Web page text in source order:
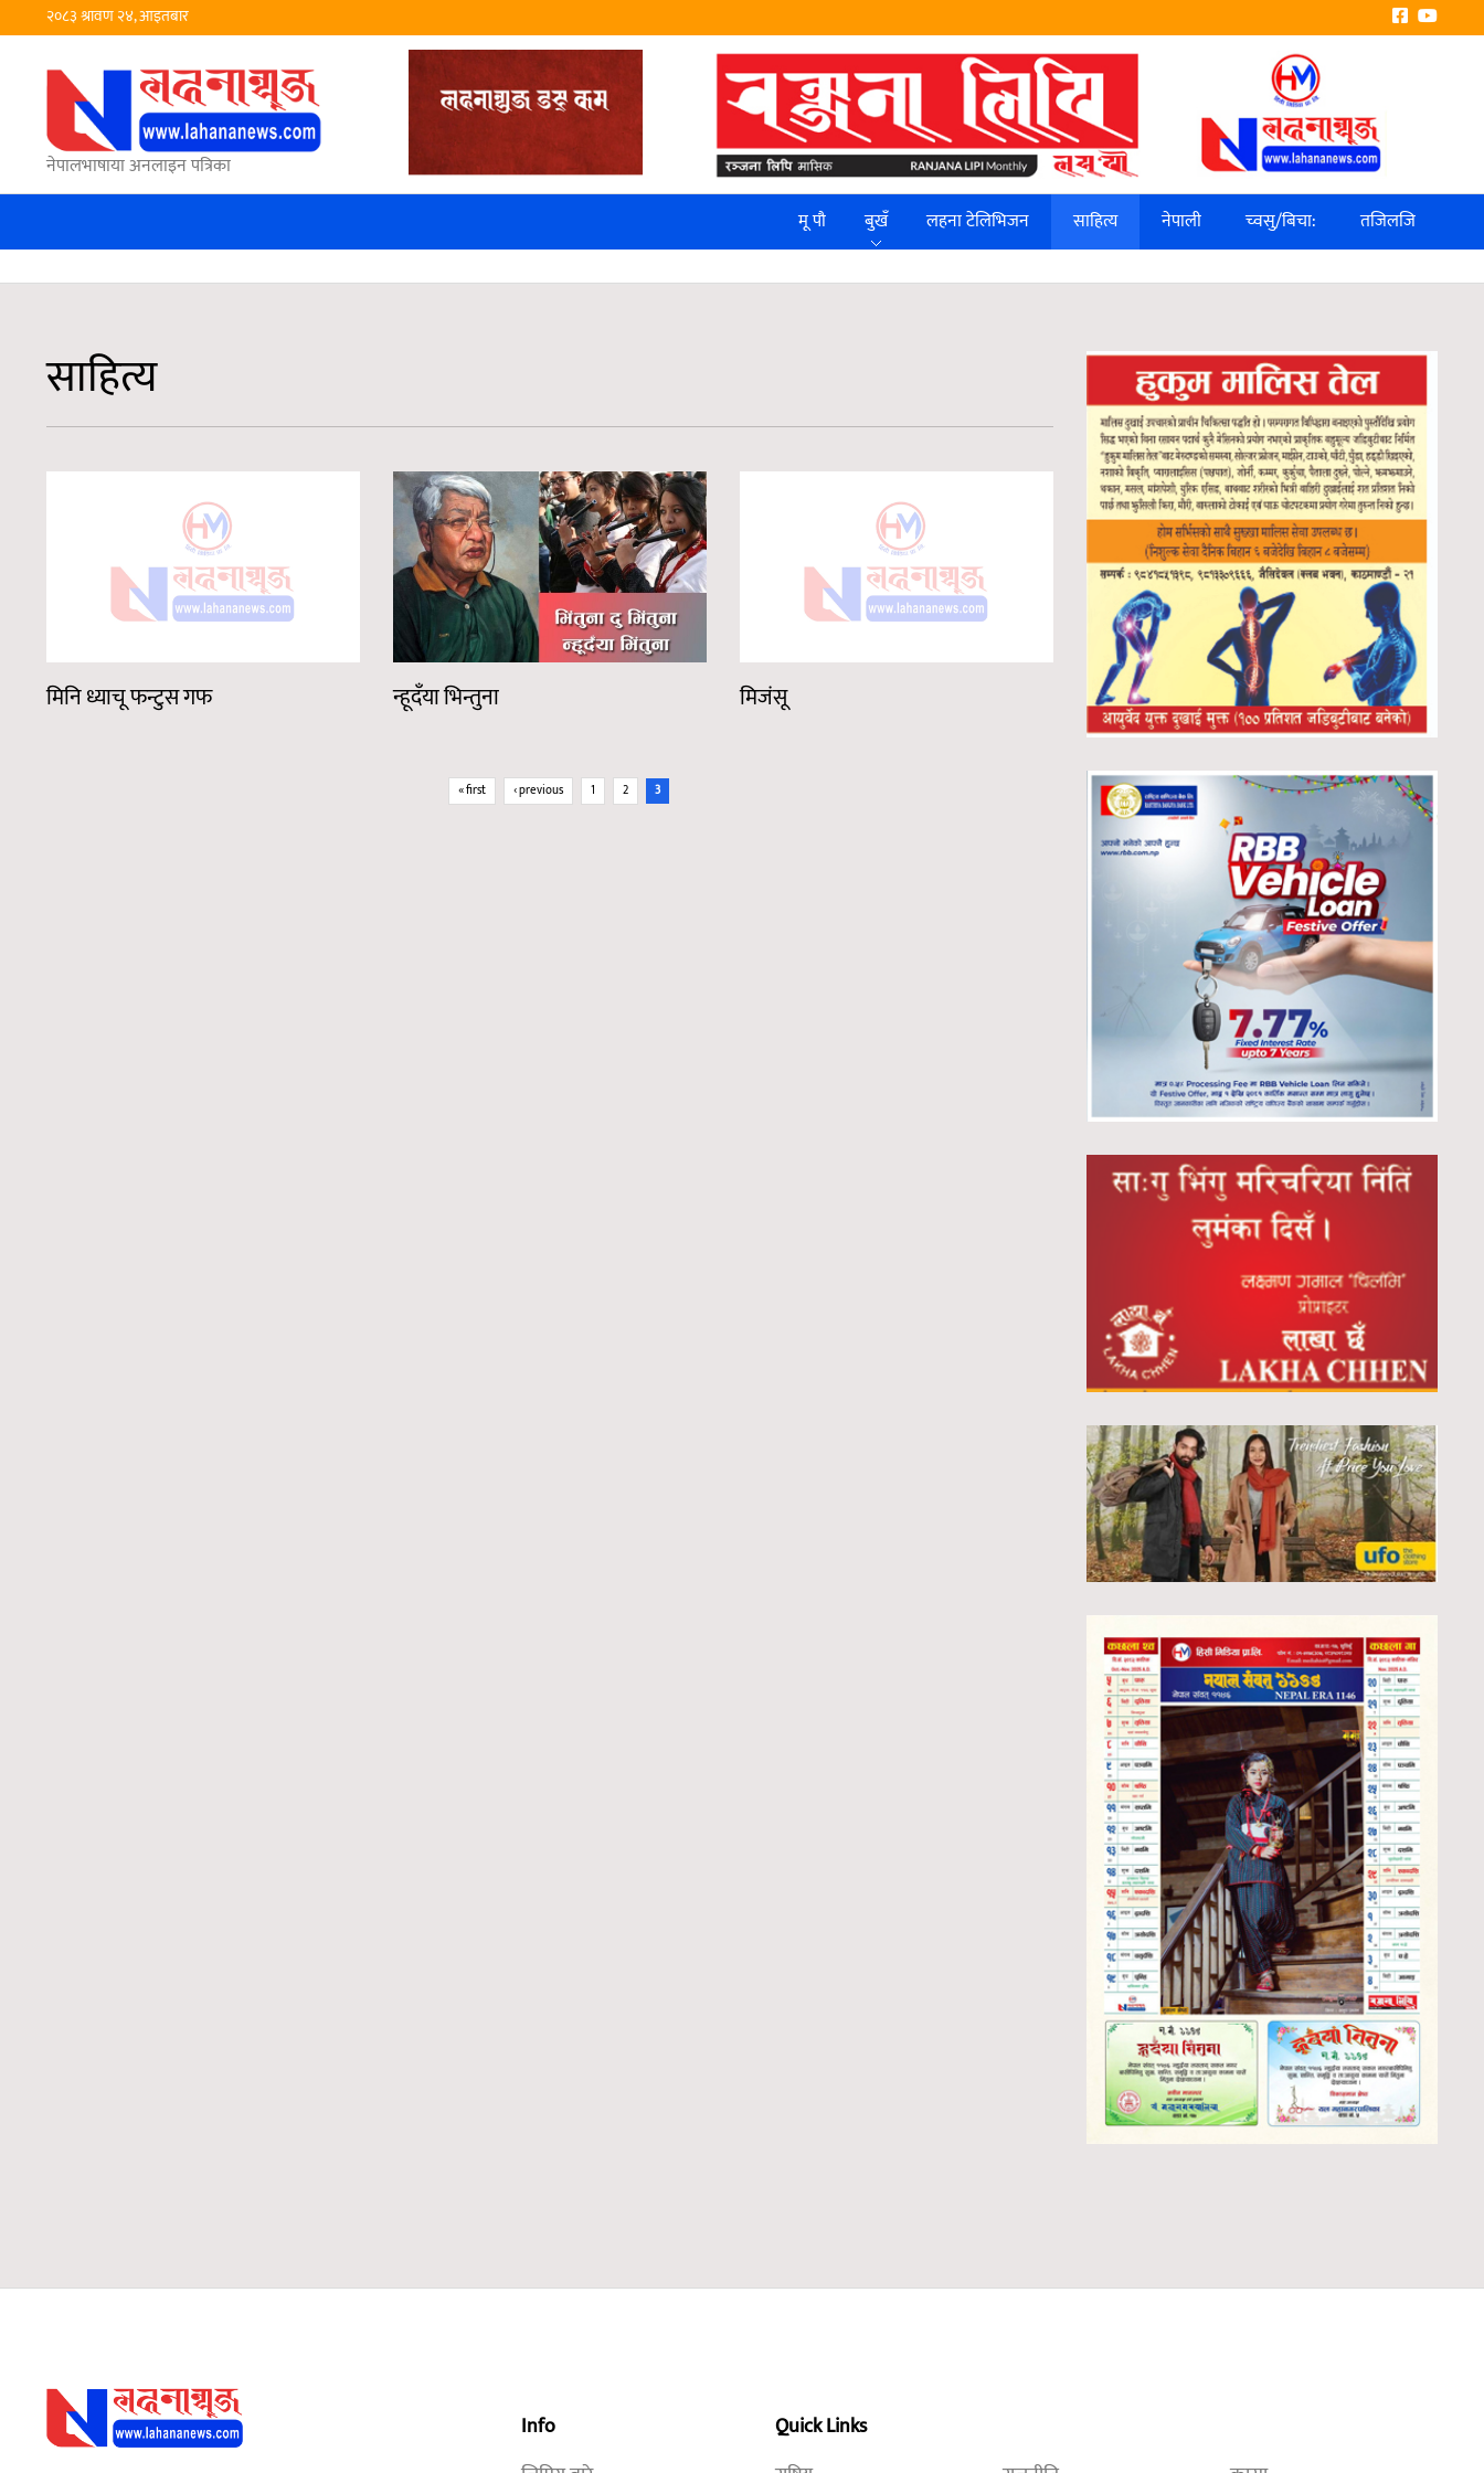
२०८३ श्रावण २४, आइतबार
नेपालभाषाया अनलाइन पत्रिका
मू पौ
बुखँ लहना टेलिभिजन साहित्य नेपाली च्वसु/बिचा: तजिलजि
साहित्य
मिनि ध्याचू फन्टुस गफ न्हूदँया भिन्तुना मिजंसू
« first ‹ previous 1 2 3
Info
Quick Links